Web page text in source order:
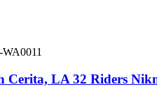
Cerita, LA 32 Riders